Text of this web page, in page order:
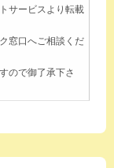
サービスより転載
窓口へご相談くだ
ので御了承下さ